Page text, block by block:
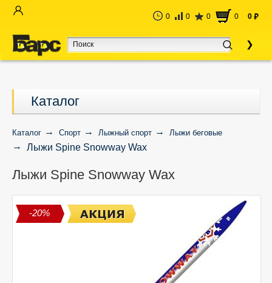
0 0 0 0 0 руб
Каталог
Каталог Спорт Лыжный спорт Лыжи беговые
Лыжи Spine Snowway Wax
Лыжи Spine Snowway Wax
-20%